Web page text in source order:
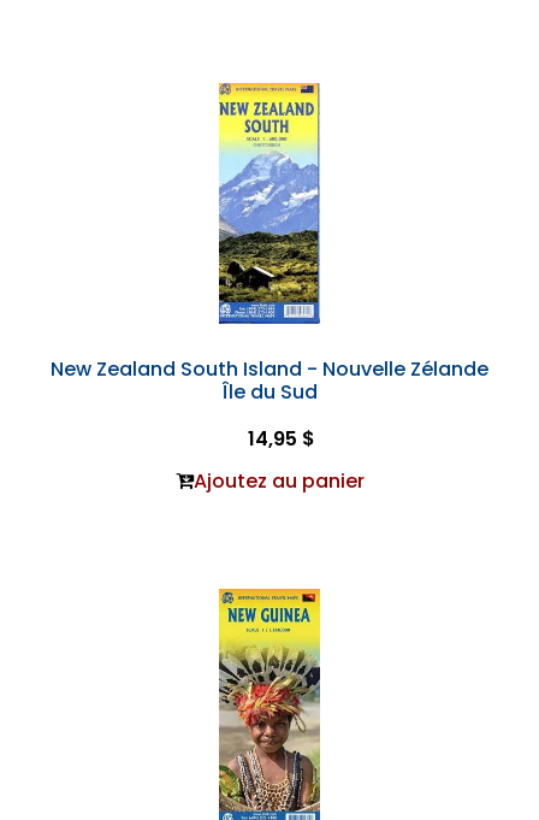
New Zealand South Island - Nouvelle Zélande
Île du Sud
14,95 $
Ajoutez au panier